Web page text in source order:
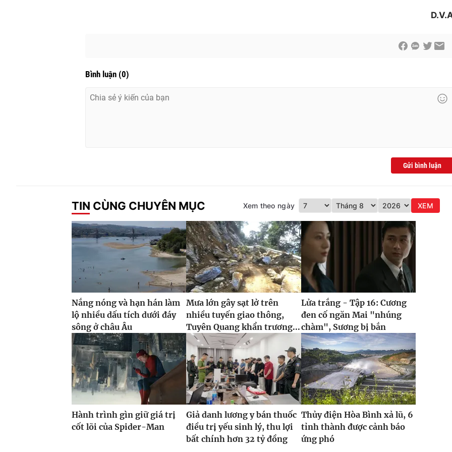
Bình luận (0)
Gửi bình luận
TIN CÙNG CHUYÊN MỤC Xem theo ngày XEM
Nắng nóng và hạn hán làm
lộ nhiều dấu tích dưới đáy
sông ở châu Âu
Mưa lớn gây sạt lở trên
nhiều tuyến giao thông,
Tuyên Quang khẩn trương...
Lửa trắng - Tập 16: Cương
đen cố ngăn Mai "nhúng
chàm", Sương bị bắn
Hành trình gìn giữ giá trị
cốt lõi của Spider-Man
Giả danh lương y bán thuốc
điều trị yếu sinh lý, thu lợi
bất chính hơn 32 tỷ đồng
Thủy điện Hòa Bình xả lũ, 6
tỉnh thành được cảnh báo
ứng phó